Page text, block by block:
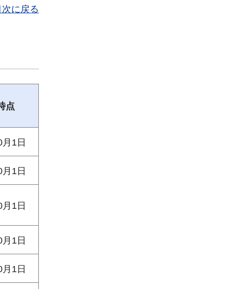
次に戻る
点
1日
1日
1日
1日
1日